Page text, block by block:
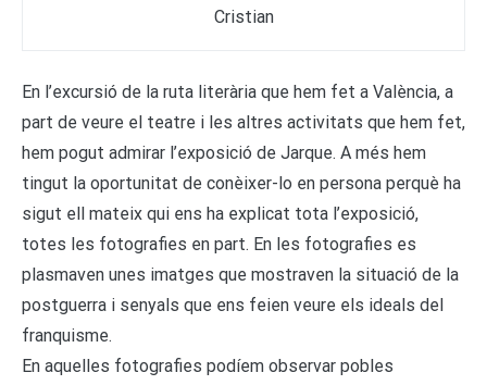
Cristian
En l’excursió de la ruta literària que hem fet a València, a
part de veure el teatre i les altres activitats que hem fet,
hem pogut admirar l’exposició de Jarque. A més hem
tingut la oportunitat de conèixer-lo en persona perquè ha
sigut ell mateix qui ens ha explicat tota l’exposició,
totes les fotografies en part. En les fotografies es
plasmaven unes imatges que mostraven la situació de la
postguerra i senyals que ens feien veure els ideals del
franquisme.
En aquelles fotografies podíem observar pobles